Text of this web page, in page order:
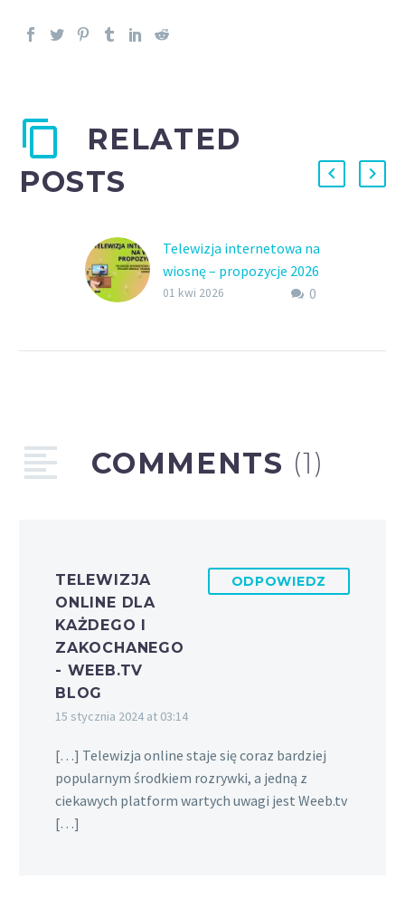
RELATED
POSTS
Telewizja internetowa na
wiosnę – propozycje 2026
Telewizja internetowa na
0
01 kwi 2026
COMMENTS (1)
TELEWIZJA
ONLINE DLA
KAŻDEGO I
ZAKOCHANEGO
- WEEB.TV
BLOG
15 stycznia 2024 at 03:14
ODPOWIEDZ
[…] Telewizja online staje się coraz bardziej
popularnym środkiem rozrywki, a jedną z
ciekawych platform wartych uwagi jest Weeb.tv
[…]